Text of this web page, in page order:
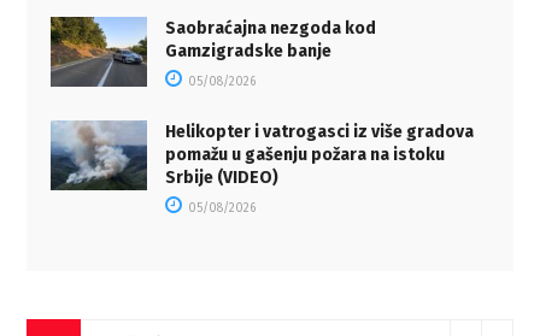
Saobraćajna nezgoda kod
Gamzigradske banje
05/08/2026
Helikopter i vatrogasci iz više gradova
pomažu u gašenju požara na istoku
Srbije (VIDEO)
05/08/2026